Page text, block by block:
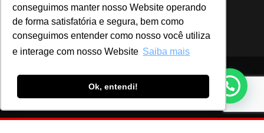
conseguimos manter nosso Website operando
de forma satisfatória e segura, bem como
conseguimos entender como nosso você utiliza
e interage com nosso Website Saiba mais
Ok, entendi!
© 2020 ABA – Associação Brasileira de Anunciantes
Login Notícias Advocacy Webinar